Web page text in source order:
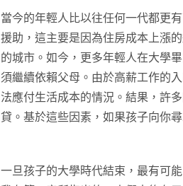
當今的年輕人比以往任何一代都更
援助，這主要是因為住房成本上漲
的城市。如今，更多年輕人在大學
須繼續依賴父母。由於高薪工作的
法應付生活成本的情況。結果，許
貸。基於這些因素，如果孩子向你
一旦孩子的大學時代結束，最有可